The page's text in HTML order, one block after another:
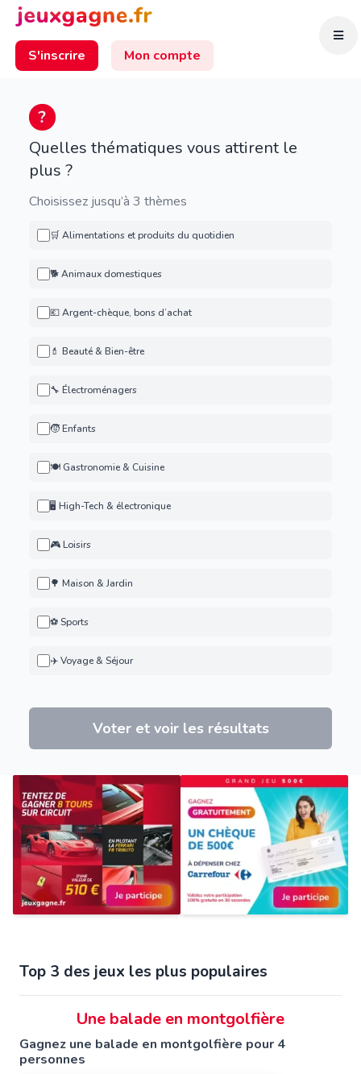
S'inscrire Mon compte
Quelles thématiques vous attirent le
plus ?
Choisissez jusqu’à 3 thèmes
🛒 Alimentations et produits du quotidien
🐕 Animaux domestiques
💶 Argent-chèque, bons d’achat
💄 Beauté & Bien-être
🔧 Électroménagers
🧒 Enfants
🍽️ Gastronomie & Cuisine
🖥️ High-Tech & électronique
🎮 Loisirs
🌳 Maison & Jardin
⚽ Sports
✈️ Voyage & Séjour
Voter et voir les résultats
Top 3 des jeux les plus populaires
Une balade en montgolfière
Gagnez une balade en montgolfière pour 4
personnes